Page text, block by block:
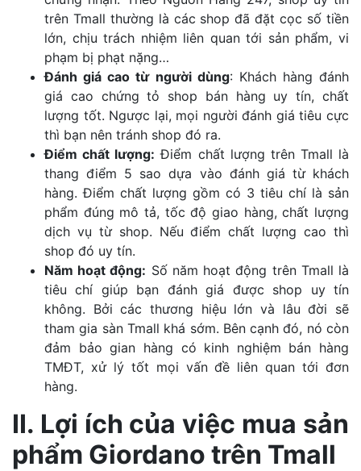
trên Tmall thường là các shop đã đặt cọc số tiền
lớn, chịu trách nhiệm liên quan tới sản phẩm, vi
phạm bị phạt nặng…
Đánh giá cao từ người dùng: Khách hàng đánh
giá cao chứng tỏ shop bán hàng uy tín, chất
lượng tốt. Ngược lại, mọi người đánh giá tiêu cực
thì bạn nên tránh shop đó ra.
Điểm chất lượng: Điểm chất lượng trên Tmall là
thang điểm 5 sao dựa vào đánh giá từ khách
hàng. Điểm chất lượng gồm có 3 tiêu chí là sản
phẩm đúng mô tả, tốc độ giao hàng, chất lượng
dịch vụ từ shop. Nếu điểm chất lượng cao thì
shop đó uy tín.
Năm hoạt động: Số năm hoạt động trên Tmall là
tiêu chí giúp bạn đánh giá được shop uy tín
không. Bởi các thương hiệu lớn và lâu đời sẽ
tham gia sàn Tmall khá sớm. Bên cạnh đó, nó còn
đảm bảo gian hàng có kinh nghiệm bán hàng
TMĐT, xử lý tốt mọi vấn đề liên quan tới đơn
hàng.
II. Lợi ích của việc mua sản
phẩm Giordano trên Tmall